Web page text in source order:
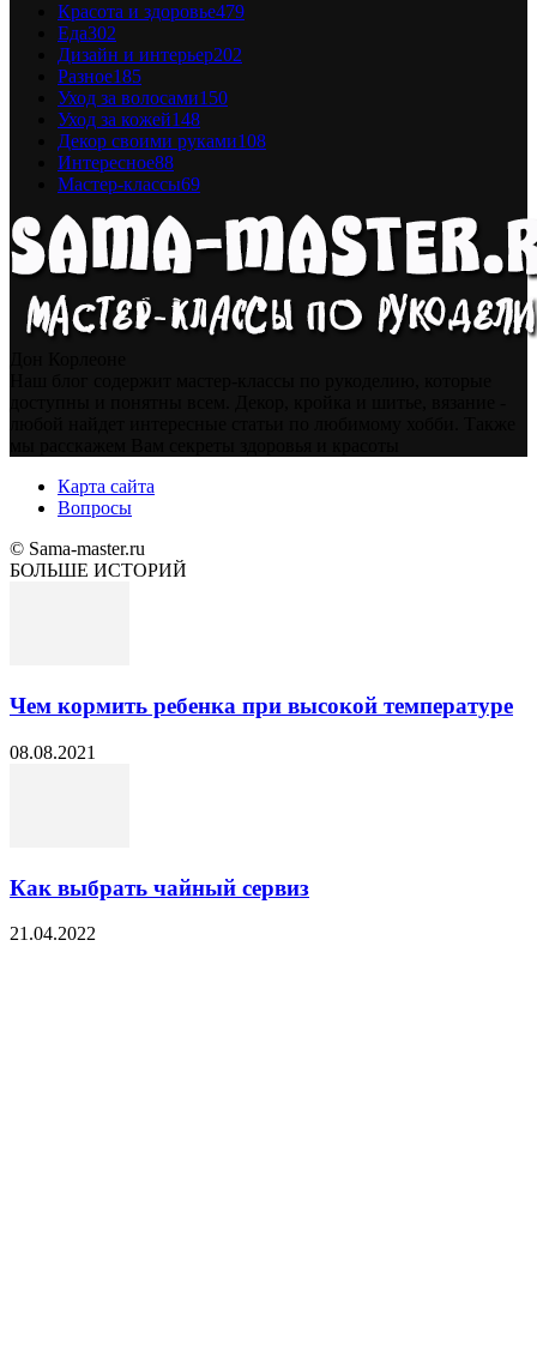
Красота и здоровье479
Еда302
Дизайн и интерьер202
Разное185
Уход за волосами150
Уход за кожей148
Декор своими руками108
Интересное88
Мастер-классы69
Карта сайта
Вопросы
© Sama-master.ru
БОЛЬШЕ ИСТОРИЙ
Чем кормить ребенка при высокой температуре
08.08.2021
Как выбрать чайный сервиз
21.04.2022